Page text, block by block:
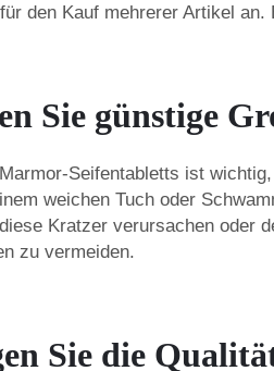
den Kauf mehrerer Artikel
Sie günstige
Seifentabletts ist
weichen Tuch oder
Kratzer verursachen oder
zu vermeiden.
Sie die